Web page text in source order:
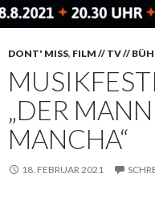
DONT' MISS, FILM // TV //
„DER
MANCHA“
18. FEBRUAR 2021